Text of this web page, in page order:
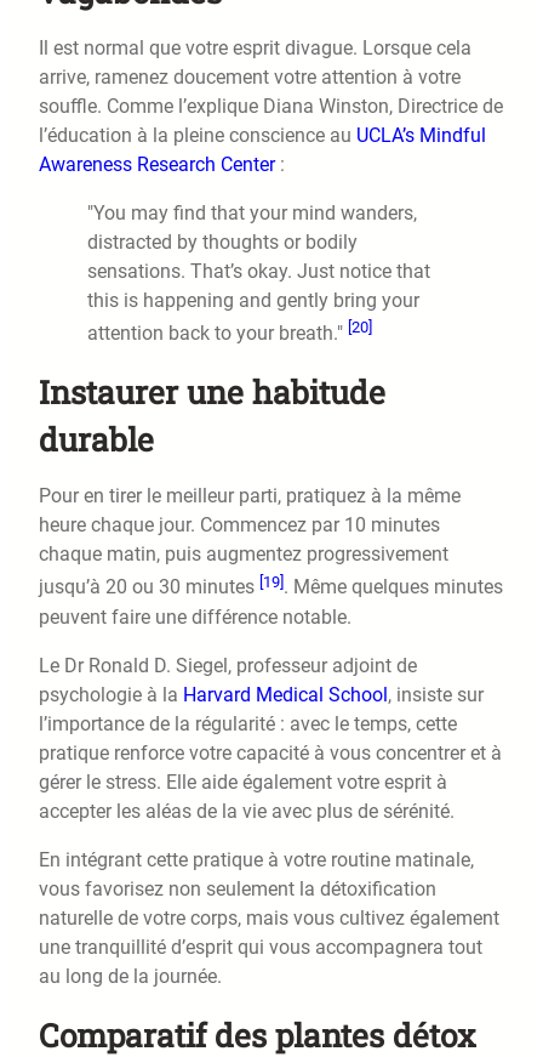
Il est normal que votre esprit divague. Lorsque cela
arrive, ramenez doucement votre attention à votre
souffle. Comme l’explique Diana Winston, Directrice de
l’éducation à la pleine conscience au UCLA’s Mindful
Awareness Research Center:
"You may find that your mind wanders,
distracted by thoughts or bodily
sensations. That’s okay. Just notice that
this is happening and gently bring your
attention back to your breath." [20]
Instaurer une habitude
durable
Pour en tirer le meilleur parti, pratiquez à la même
heure chaque jour. Commencez par 10 minutes
chaque matin, puis augmentez progressivement
jusqu’à 20 ou 30 minutes [19]. Même quelques minutes
peuvent faire une différence notable.
Le Dr Ronald D. Siegel, professeur adjoint de
psychologie à la Harvard Medical School, insiste sur
l’importance de la régularité : avec le temps, cette
pratique renforce votre capacité à vous concentrer et à
gérer le stress. Elle aide également votre esprit à
accepter les aléas de la vie avec plus de sérénité.
En intégrant cette pratique à votre routine matinale,
vous favorisez non seulement la détoxification
naturelle de votre corps, mais vous cultivez également
une tranquillité d’esprit qui vous accompagnera tout
au long de la journée.
Comparatif des plantes détox